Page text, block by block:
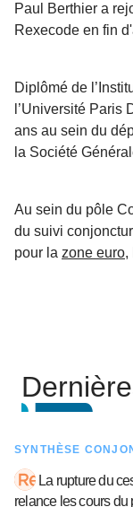
Paul Berthier a
Rexecode en fin
Diplômé de
l’Université Paris
ans au sein du
la Société
Au sein du pôle
du suivi
pour la zone euro,
SYNTHÈSE
La rupture du
relance les cours du